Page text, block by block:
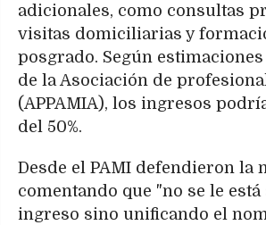
adicionales, como consultas
visitas domiciliarias y
posgrado. Según
de la Asociación de
(APPAMIA), los ingresos
del 50%.
Desde el PAMI defendieron la
comentando que "no se le está
ingreso sino unificando el